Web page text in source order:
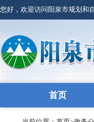
您好，欢迎访问阳泉市规划
首页